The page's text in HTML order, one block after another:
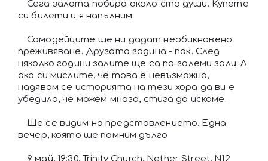
Сега залата побира около сто души. Купете
си билети и я напълним.
Самодейците ще ни дадат необикновено
преживяване. Другата година - пак. След
няколко години залите ще са по‑големи зали. А
ако си мислите, че това е невъзможно,
надявам се историята на тези хора да ви е
убедила, че можем много, стига да искаме.
Ще се видим на представлението. Една
вечер, която ще помним дълго